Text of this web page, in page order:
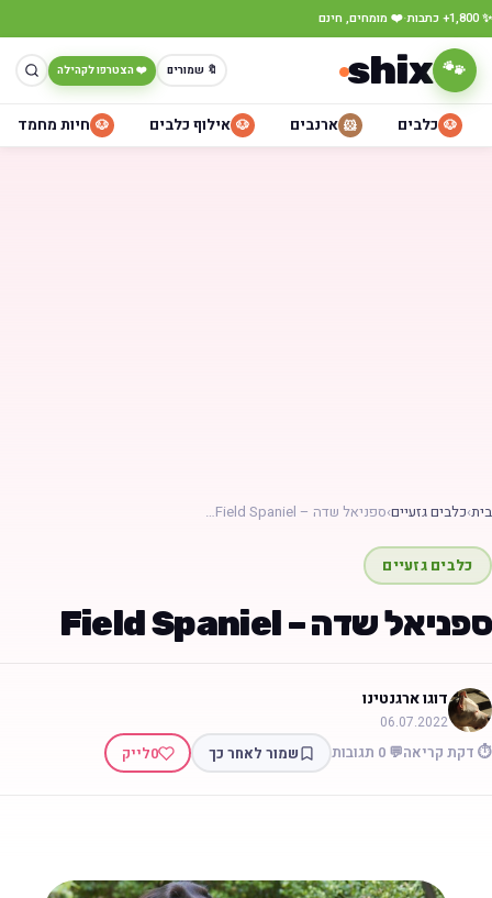
✨ 1,800+ כתבות ·❤️ מומחים, חינם
🐾
shix 🔖 שמורים ❤️ הצטרפו לקהילה
🐶 כלבים 🐹 ארנבים 🐶 אילוף כלבים 🐶 חיות מחמד
בית›כלבים גזעיים›ספניאל שדה – Field Spaniel…
כלבים גזעיים
ספניאל שדה – Field Spaniel
דוגו ארגנטינו
06.07.2022
⏱️ דקת קריאה💬 0 תגובות שמור לאחר כך 0לייק